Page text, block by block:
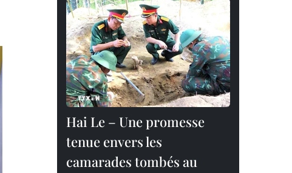
Hai Le – Une promesse
tenue envers les
camarades tombés au